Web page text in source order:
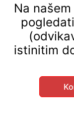
Na
istinitim